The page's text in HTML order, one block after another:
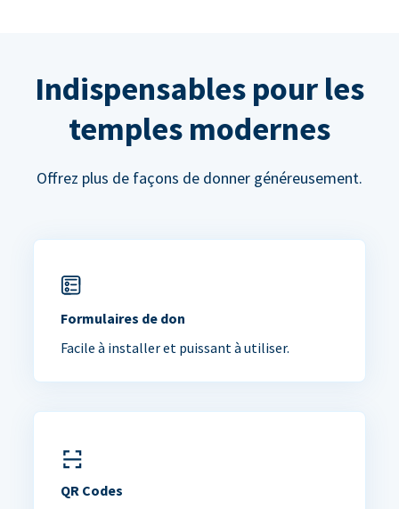
Indispensables pour les
temples modernes
Offrez plus de façons de donner généreusement.
Formulaires de don
Facile à installer et puissant à utiliser.
QR Codes